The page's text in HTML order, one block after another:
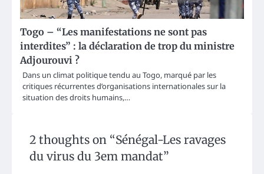
Togo – “Les manifestations ne sont pas
interdites” : la déclaration de trop du ministre
Adjourouvi ?
Dans un climat politique tendu au Togo, marqué par les
critiques récurrentes d’organisations internationales sur la
situation des droits humains,…
2 thoughts on “Sénégal-Les ravages
du virus du 3em mandat”